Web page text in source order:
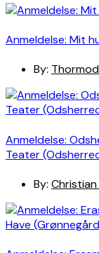
Anmeldelse: Mit
By:
Anmeldelse:
Teater
By: